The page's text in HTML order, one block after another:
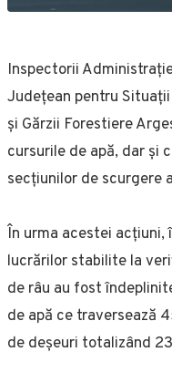
Inspectorii
Județean pentru
și Gărzii Forestiere
cursurile de apă, dar și
secțiunilor de scurgere
În urma acestei
lucrărilor stabilite la
de râu au fost
de apă ce traversează
de deșeuri totalizând